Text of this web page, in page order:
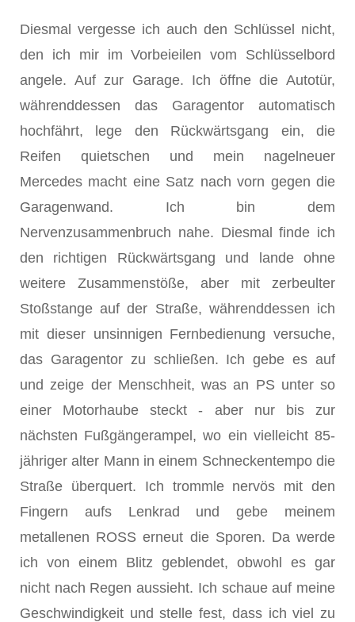
Diesmal vergesse ich auch den Schlüssel nicht,
den ich mir im Vorbeieilen vom Schlüsselbord
angele. Auf zur Garage. Ich öffne die Autotür,
währenddessen das Garagentor automatisch
hochfährt, lege den Rückwärtsgang ein, die
Reifen quietschen und mein nagelneuer
Mercedes macht eine Satz nach vorn gegen die
Garagenwand. Ich bin dem
Nervenzusammenbruch nahe. Diesmal finde ich
den richtigen Rückwärtsgang und lande ohne
weitere Zusammenstöße, aber mit zerbeulter
Stoßstange auf der Straße, währenddessen ich
mit dieser unsinnigen Fernbedienung versuche,
das Garagentor zu schließen. Ich gebe es auf
und zeige der Menschheit, was an PS unter so
einer Motorhaube steckt - aber nur bis zur
nächsten Fußgängerampel, wo ein vielleicht 85-
jähriger alter Mann in einem Schneckentempo die
Straße überquert. Ich trommle nervös mit den
Fingern aufs Lenkrad und gebe meinem
metallenen ROSS erneut die Sporen. Da werde
ich von einem Blitz geblendet, obwohl es gar
nicht nach Regen aussieht. Ich schaue auf meine
Geschwindigkeit und stelle fest, dass ich viel zu